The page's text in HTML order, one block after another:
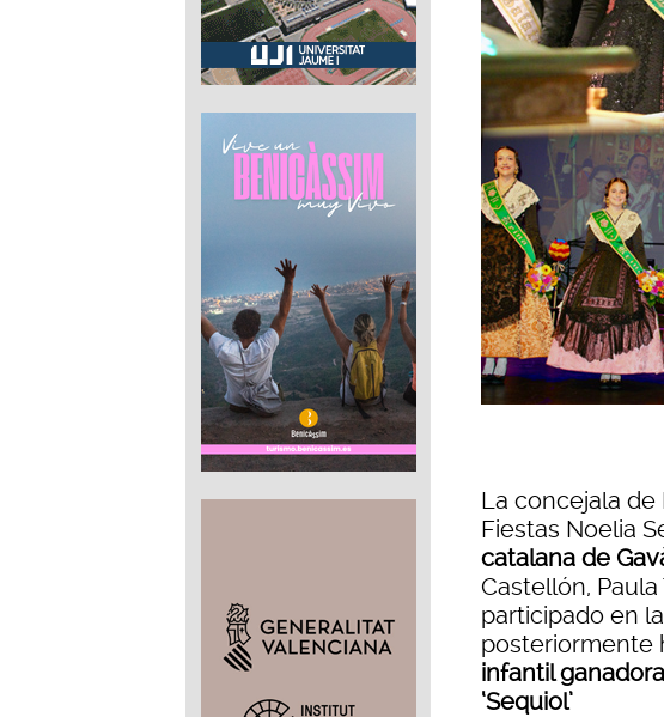
La concejala de
Fiestas Noelia
catalana de
Castellón,
participado en
posteriormente
infantil
‘Sequiol’